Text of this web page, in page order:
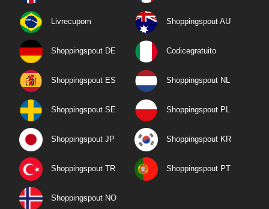
Livrecupom Shoppingspout AU
Shoppingspout DE Codicegratuito
Shoppingspout ES Shoppingspout NL
Shoppingspout SE Shoppingspout PL
Shoppingspout JP Shoppingspout KR
Shoppingspout TR Shoppingspout PT
Shoppingspout NO